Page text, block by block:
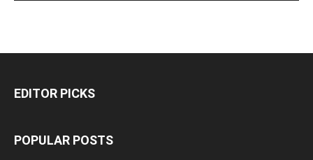
EDITOR PICKS
POPULAR POSTS